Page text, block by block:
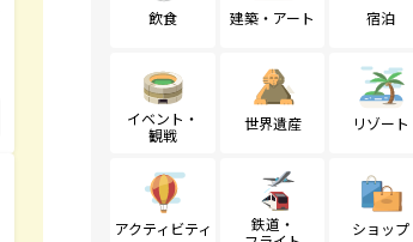
飲食 建築・アート 宿泊
イベント・
観戦
世界遺産 リゾート
アクティビティ
鉄道・
ショップ